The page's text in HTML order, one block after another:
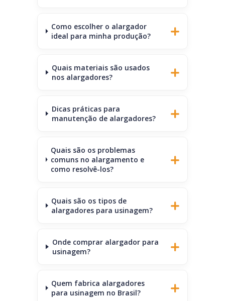
Como escolher o alargador
ideal para minha produção?
Quais materiais são usados
nos alargadores?
Dicas práticas para
manutenção de alargadores?
Quais são os problemas
comuns no alargamento e
como resolvê-los?
Quais são os tipos de
alargadores para usinagem?
Onde comprar alargador para
usinagem?
Quem fabrica alargadores
para usinagem no Brasil?